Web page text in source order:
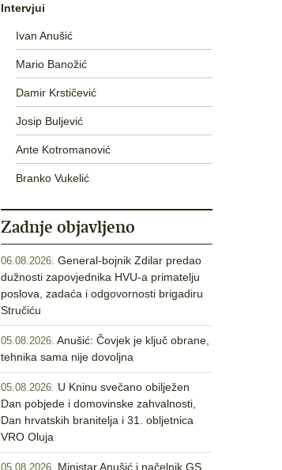
Intervjui
Ivan Anušić
Mario Banožić
Damir Krstičević
Josip Buljević
Ante Kotromanović
Branko Vukelić
Zadnje objavljeno
06.08.2026. General-bojnik Zdilar predao
dužnosti zapovjednika HVU-a primatelju
poslova, zadaća i odgovornosti brigadiru
Stručiću
05.08.2026. Anušić: Čovjek je ključ obrane,
tehnika sama nije dovoljna
05.08.2026. U Kninu svečano obilježen
Dan pobjede i domovinske zahvalnosti,
Dan hrvatskih branitelja i 31. obljetnica
VRO Oluja
05.08.2026. Ministar Anušić i načelnik GS